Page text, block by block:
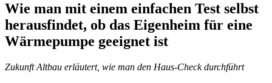
Wie man mit einem einfachen Test selbst
herausfindet, ob das Eigenheim für eine
Wärmepumpe geeignet ist
Zukunft Altbau erläutert, wie man den Haus-Check durchführt